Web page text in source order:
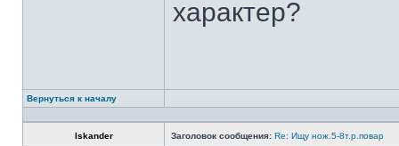
характер?
Вернуться к началу
Iskander Заголовок сообщения: Re: Ищу нож.5-8т.р.повар